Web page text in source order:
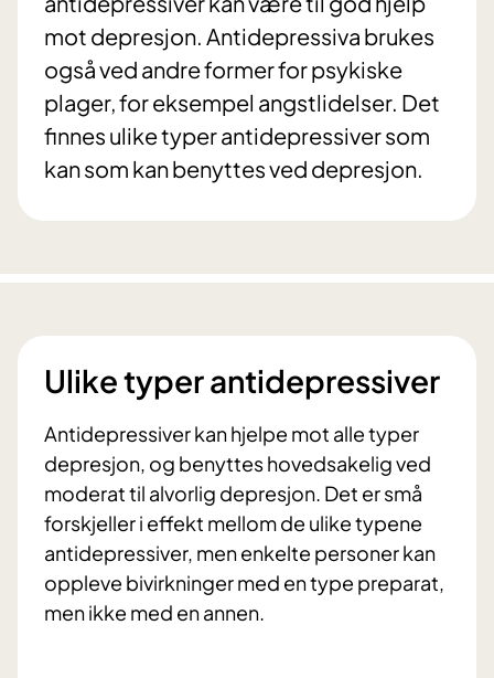
mot depresjon. Antidepressiva brukes
også ved andre former for psykiske
plager, for eksempel angstlidelser. Det
finnes ulike typer antidepressiver som
kan som kan benyttes ved depresjon.
Ulike typer antidepressiver
Antidepressiver kan hjelpe mot alle typer
depresjon, og benyttes hovedsakelig ved
moderat til alvorlig depresjon. Det er små
forskjeller i effekt mellom de ulike typene
antidepressiver, men enkelte personer kan
oppleve bivirkninger med en type preparat,
men ikke med en annen.